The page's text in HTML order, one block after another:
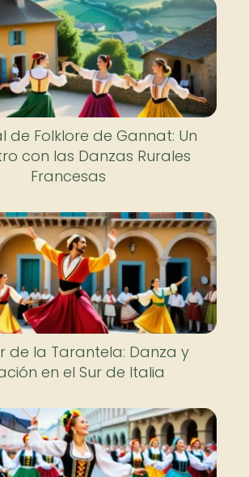
de Folklore de Gannat: Un
con las Danzas Rurales
Francesas
de la Tarantela: Danza y
en el Sur de Italia